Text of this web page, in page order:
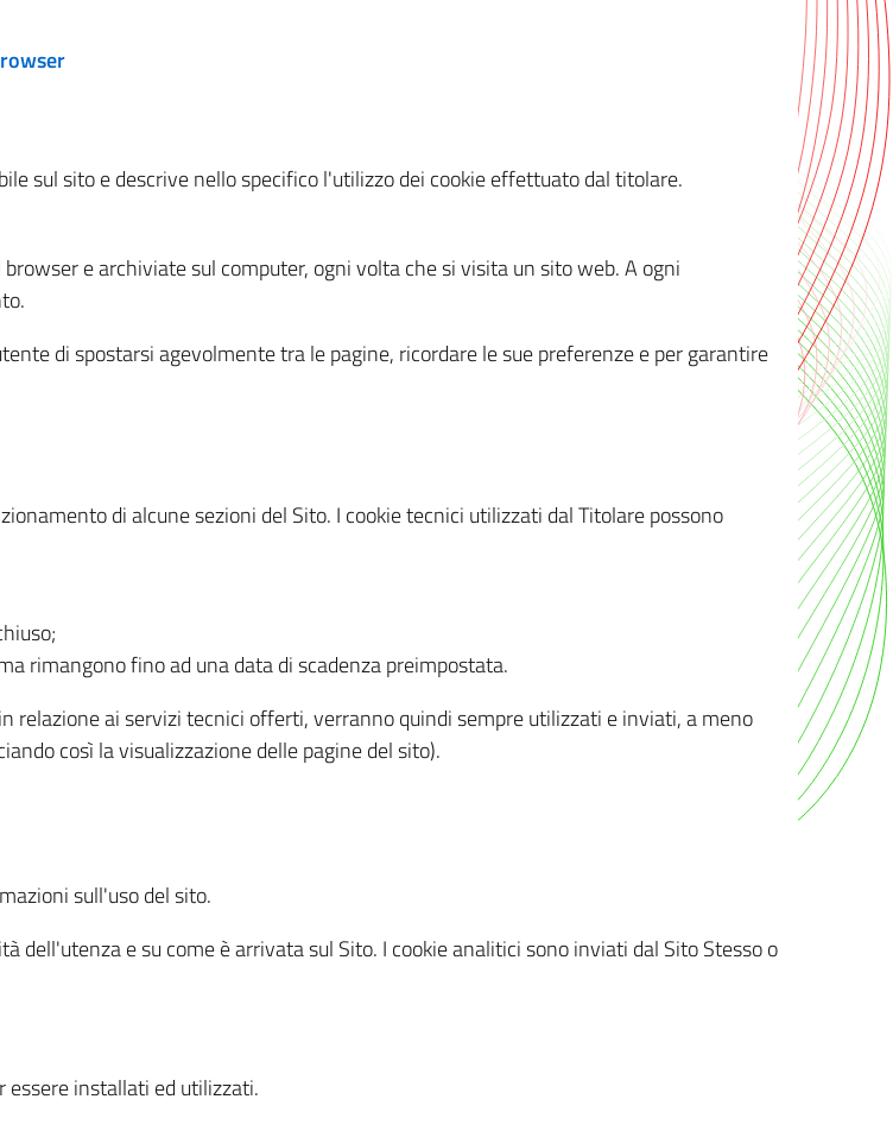
sul sito e descrive nello specifico l'utilizzo dei cookie effettuato dal titolare.
e archiviate sul computer, ogni volta che si visita un sito web. A ogni
di spostarsi agevolmente tra le pagine, ricordare le sue preferenze e per garantire
di alcune sezioni del Sito. I cookie tecnici utilizzati dal Titolare possono
rimangono fino ad una data di scadenza preimpostata.
relazione ai servizi tecnici offerti, verranno quindi sempre utilizzati e inviati, a meno
così la visualizzazione delle pagine del sito).
sull'uso del sito.
e su come è arrivata sul Sito. I cookie analitici sono inviati dal Sito Stesso o
essere installati ed utilizzati.